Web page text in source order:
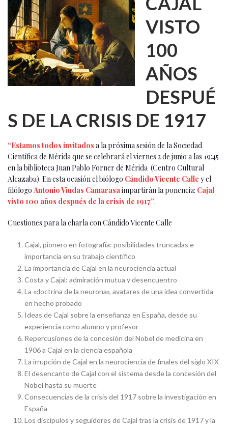
VISTO
100
AÑOS
DESPUÉ
S DE LA CRISIS DE 1917
“Estamos todos invitados a la próxima sesión de la Sociedad
Científica de Mérida que se celebrará el viernes 2 de junio a las 19:45
en la biblioteca Juan Pablo Forner de Mérida (Centro Cultural
Alcazaba). En esta ocasión el biólogo Cándido Vicente Calle y el
filólogo Antonio Viudas Camarasaimpartirán la ponencia: Cajal
visto 100 años después de la crisis de 1917”.
Cuestiones para la charla con Cándido Vicente Calle
Cajal, pionero en fotografía: posibilidades truncadas e
importancia en su trabajo científico
La importancia de Cajal en la neurociencia actual
Costa y Cajal: admiración mutua y desencuentro
La «doctrina de la neurona», avatares de una idea convertida
en hecho probado
Ideas de Cajal sobre la enseñanza en España, desde su
experiencia como alumno y profesor
Repercusiones de la concesión del Nobel de medicina en
1906 a Cajal en la ciencia española
La irrupción de Cajal en la neurociencia de finales del siglo XIX
El desencanto de Cajal con el sistema desde la concesión del
Nobel hasta su muerte
Consecuencias de la crisis del 1917 sobre la investigación en
España
Los discípulos y seguidores de Cajal tras la crisis de 1917 y la